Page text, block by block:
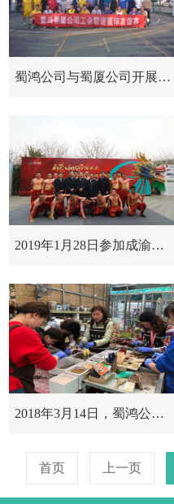
蜀鸿公司与蜀厦公司开展篮球友谊赛
2019年1月28日参加成渝公司举行纪念改革开放40周年文艺...
2018年3月14日，蜀鸿公司开展“绿化环境，美化生活” ...
首页 上一页